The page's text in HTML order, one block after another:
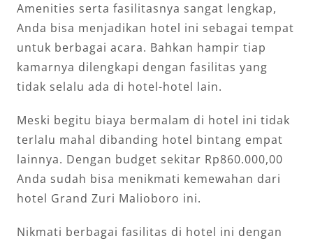
Amenities serta fasilitasnya sangat lengkap,
Anda bisa menjadikan hotel ini sebagai tempat
untuk berbagai acara. Bahkan hampir tiap
kamarnya dilengkapi dengan fasilitas yang
tidak selalu ada di hotel-hotel lain.
Meski begitu biaya bermalam di hotel ini tidak
terlalu mahal dibanding hotel bintang empat
lainnya. Dengan budget sekitar Rp860.000,00
Anda sudah bisa menikmati kemewahan dari
hotel Grand Zuri Malioboro ini.
Nikmati berbagai fasilitas di hotel ini dengan